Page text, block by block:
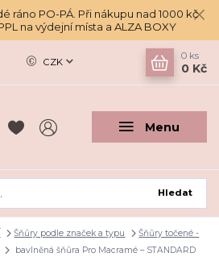
ráno PO-PÁ. Při nákupu nad 1000 kč
na výdejní místa a ALZA BOXY
Menu
CZK
Hledat
0 ks
0 Kč
Šňůry podle značek a typu
Šňůry točené -
bavlněná šňůra Pro Macramé – STANDARD